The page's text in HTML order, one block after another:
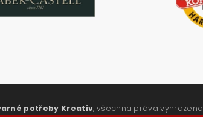
potřeby Kreativ, všechna práva vyhrazena